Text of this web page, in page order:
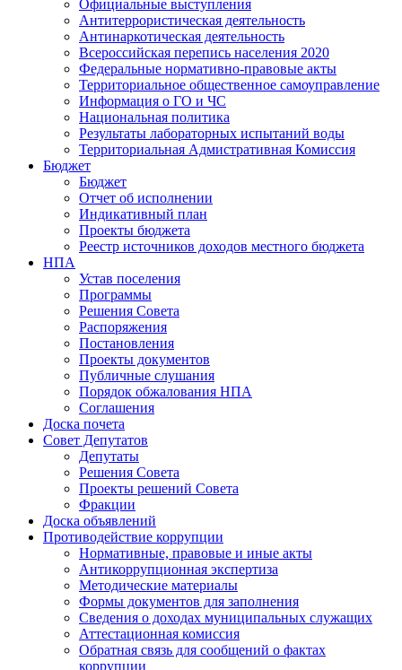
Официальные выступления
Антитеррористическая деятельность
Антинаркотическая деятельность
Всероссийская перепись населения 2020
Федеральные нормативно-правовые акты
Территориальное общественное самоуправление
Информация о ГО и ЧС
Национальная политика
Результаты лабораторных испытаний воды
Территориальная Адмистративная Комиссия
Бюджет
Бюджет
Отчет об исполнении
Индикативный план
Проекты бюджета
Реестр источников доходов местного бюджета
НПА
Устав поселения
Программы
Решения Совета
Распоряжения
Постановления
Проекты документов
Публичные слушания
Порядок обжалования НПА
Соглашения
Доска почета
Совет Депутатов
Депутаты
Решения Совета
Проекты решений Совета
Фракции
Доска объявлений
Противодействие коррупции
Нормативные, правовые и иные акты
Антикоррупционная экспертиза
Методические материалы
Формы документов для заполнения
Сведения о доходах муниципальных служащих
Аттестационная комиссия
Обратная связь для сообщений о фактах
коррупции